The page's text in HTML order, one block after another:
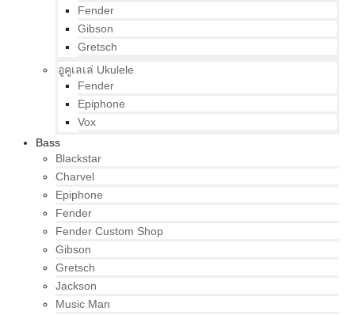
Fender
Gibson
Gretsch
อูคูเลเล่ Ukulele
Fender
Epiphone
Vox
Bass
Blackstar
Charvel
Epiphone
Fender
Fender Custom Shop
Gibson
Gretsch
Jackson
Music Man